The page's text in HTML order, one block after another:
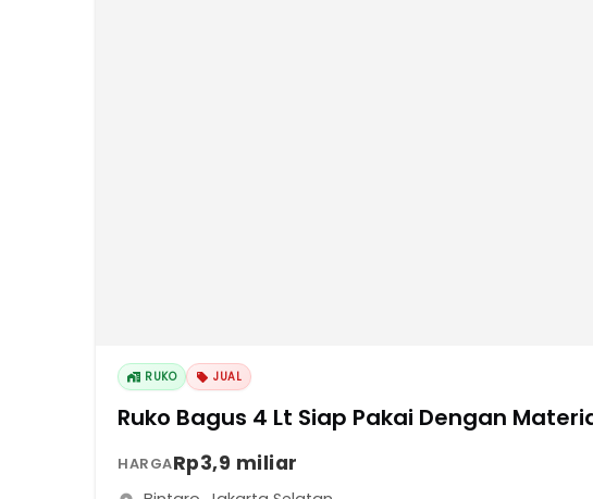
RUKO JUAL
Ruko Bagus 4 Lt Siap Pakai Dengan
HARGARp3,9 miliar